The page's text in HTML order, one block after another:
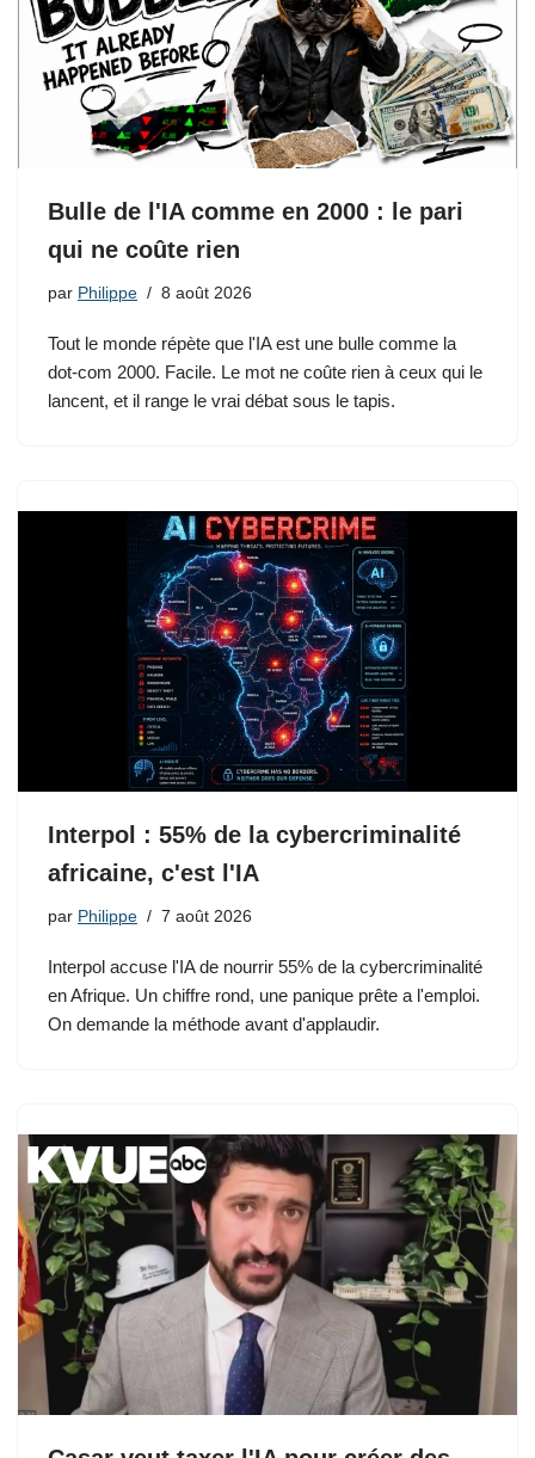
Bulle de l'IA comme en 2000 : le pari
qui ne coûte rien
par Philippe 8 août 2026
Tout le monde répète que l'IA est une bulle comme la
dot-com 2000. Facile. Le mot ne coûte rien à ceux qui le
lancent, et il range le vrai débat sous le tapis.
Interpol : 55% de la cybercriminalité
africaine, c'est l'IA
par Philippe 7 août 2026
Interpol accuse l'IA de nourrir 55% de la cybercriminalité
en Afrique. Un chiffre rond, une panique prête a l'emploi.
On demande la méthode avant d'applaudir.